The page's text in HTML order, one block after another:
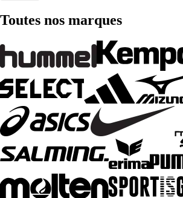
Toutes nos marques